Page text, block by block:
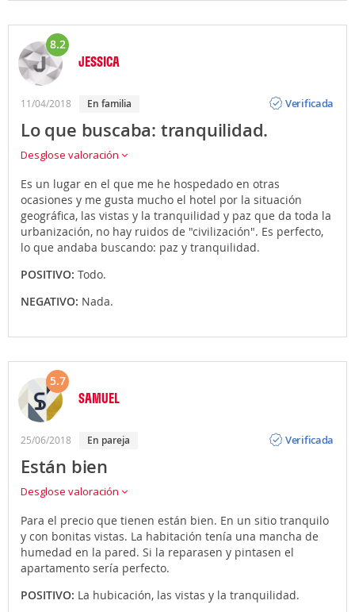
8.2
JESSICA
11/04/2018 en familia
Verificada
Lo que buscaba: tranquilidad.
Desglose valoración
Es un lugar en el que me he hospedado en otras
ocasiones y me gusta mucho el hotel por la situación
geográfica, las vistas y la tranquilidad y paz que da toda la
urbanización, no hay ruidos de "civilización". Es perfecto,
lo que andaba buscando: paz y tranquilidad.
POSITIVO: Todo.
NEGATIVO: Nada.
5.7
SAMUEL
25/06/2018 en pareja
Verificada
Están bien
Desglose valoración
Para el precio que tienen están bien. En un sitio tranquilo
y con bonitas vistas. La habitación tenía una mancha de
humedad en la pared. Si la reparasen y pintasen el
apartamento sería perfecto.
POSITIVO: La hubicación, las vistas y la tranquilidad.